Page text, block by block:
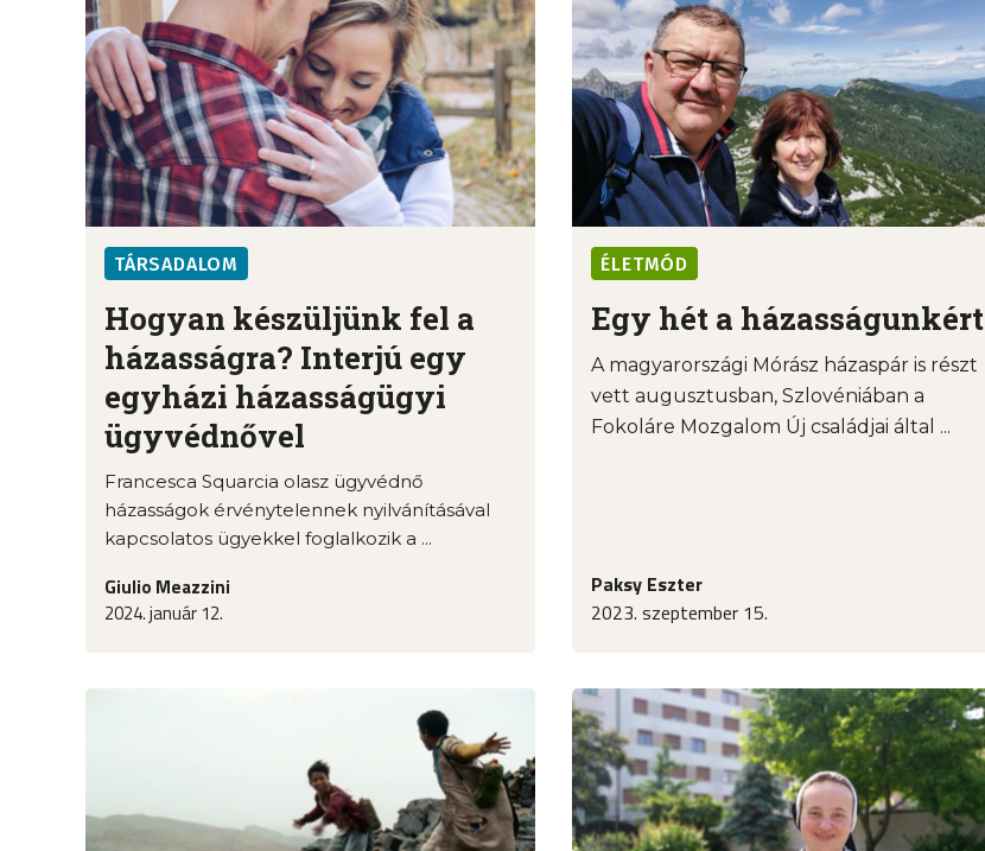
TÁRSADALOM
Hogyan készüljünk fel a
házasságra? Interjú egy
egyházi házasságügyi
ügyvédnővel
Francesca Squarcia olasz ügyvédnő
házasságok érvénytelennek nyilvánításával
kapcsolatos ügyekkel foglalkozik a ...
Giulio Meazzini
2024. január 12.
ÉLETMÓD
Egy hét a házasságunkért
A magyarországi Mórász házaspár is részt
vett augusztusban, Szlovéniában a
Fokoláre Mozgalom Új családjai által ...
Paksy Eszter
2023. szeptember 15.